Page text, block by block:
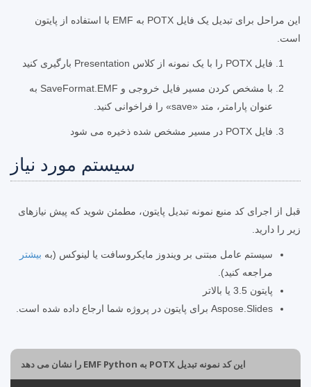
این مراحل برای تبدیل یک فایل POTX به EMF با استفاده از پایتون
است.
فایل POTX را با یک نمونه از کلاس Presentation بارگیری کنید
با مشخص کردن مسیر فایل خروجی و SaveFormat.EMF به
عنوان پارامتر، متد «save» را فراخوانی کنید.
فایل POTX در مسیر مشخص شده ذخیره می شود
سیستم مورد نیاز
قبل از اجرای کد منبع نمونه تبدیل پایتون، مطمئن شوید که پیش نیازهای
زیر را دارید.
سیستم عامل مبتنی بر ویندوز مایکروسافت یا لینوکس (به بیشتر
مراجعه کنید).
پایتون 3.5 یا بالاتر
Aspose.Slides برای پایتون در پروژه شما ارجاع داده شده است.
این کد نمونه تبدیل POTX به EMF Python را نشان می دهد